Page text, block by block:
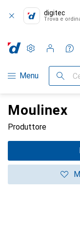
digitec
Trova e
Categoria Navigazione
Menu Cerca
Impostazioni
Conto cliente
Liste di confronto
Liste dei desideri
Carrello
Moulinex
Produttore